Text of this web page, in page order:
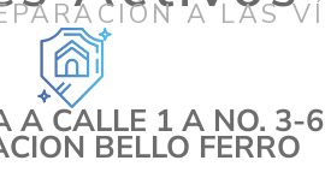
A LAS
A CALLE 1 A NO. 3-
BELLO FERRO